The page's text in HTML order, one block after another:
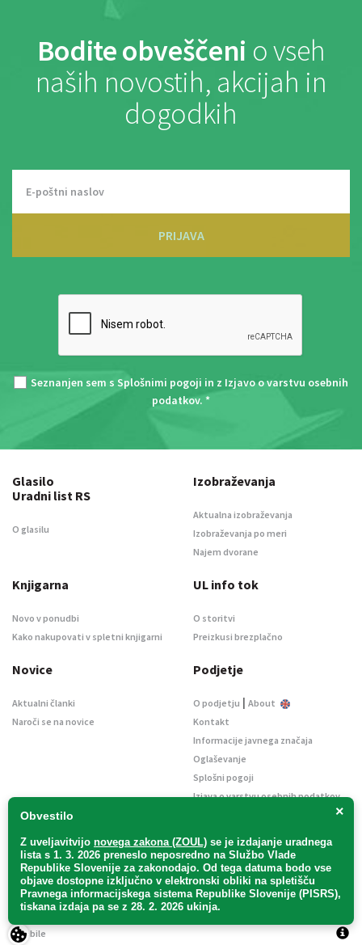
Bodite obveščeni o vseh
naših novostih, akcijah in
dogodkih
PRIJAVA
Seznanjen sem s Splošnimi pogoji in z Izjavo o varstvu osebnih
podatkov. *
×
Obvestilo
Z uveljavitvijo novega zakona (ZOUL) se je izdajanje uradnega
lista s 1. 3. 2026 preneslo neposredno na Službo Vlade
Republike Slovenije za zakonodajo. Od tega datuma bodo vse
objave dostopne izključno v elektronski obliki na spletišču
Pravnega informacijskega sistema Republike Slovenije (PISRS),
tiskana izdaja pa se z 28. 2. 2026 ukinja.
Glasilo
Uradni list RS
O glasilu
Izobraževanja
Aktualna izobraževanja
Izobraževanja po meri
Najem dvorane
Knjigarna
Novo v ponudbi
Kako nakupovati v spletni knjigarni
UL info tok
O storitvi
Preizkusi brezplačno
Novice
Aktualni članki
Naroči se na novice
Podjetje
O podjetju | About
Kontakt
Informacije javnega značaja
Oglaševanje
Splošni pogoji
Izjava o varstvu osebnih podatkov
Uradni list d. o. o. – v likvidaciji / Vse pravice pridržane.
2Mobile